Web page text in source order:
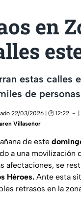
en
estas calles
de
22/03/2026 | 🕑 12:22
Villaseñor
de este
a una movilización
afectaciones, se
Héroes. Ante esta
retrasos en la